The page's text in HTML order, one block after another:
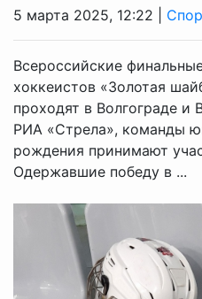
5 марта 2025, 12:22 |
Всероссийские
хоккеистов «Золотая
проходят в Волгограде
РИА «Стрела», команды
рождения принимают
Одержавшие победу в ...